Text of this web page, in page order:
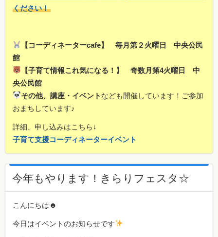
ください！
【コーディネーターcafe】 毎月第２火曜日 中央公民
館
【子育て情報これ気になる！】 奇数月第4火曜日 中
央公民館
その他、講座・イベント なども開催しています！ご参加
おまちしています♪
詳細、申し込みはこちら↓
子育て支援コーディネーターイベント
今年もやります！きらりフェスタ☆
こんにちは☻
今日はイベントのお知らせです